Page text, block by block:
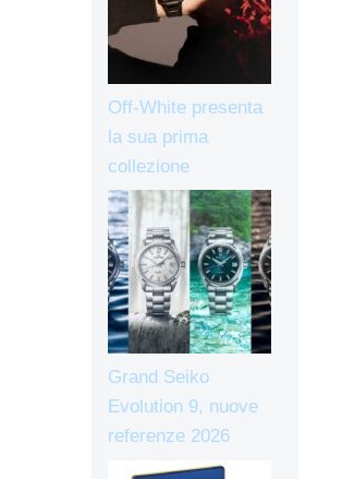
Off-White presenta
la sua prima
collezione
Grand Seiko
Evolution 9, nuove
referenze 2026